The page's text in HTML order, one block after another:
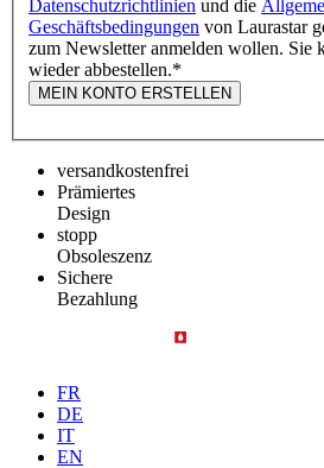
Datenschutzrichtlinien und die
Geschäftsbedingungen von Laurastar
zum Newsletter anmelden wollen. Sie
wieder abbestellen.*
MEIN KONTO ERSTELLEN
versandkostenfrei
Prämiertes
Design
stopp
Obsoleszenz
Sichere
Bezahlung
FR
DE
IT
EN